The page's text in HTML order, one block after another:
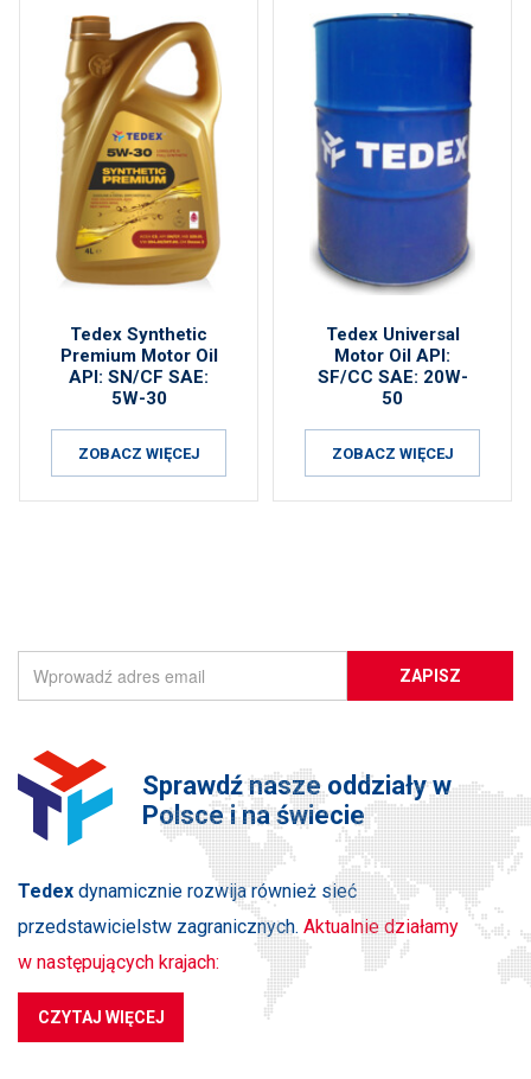
Tedex Synthetic
Premium Motor Oil
API: SN/CF SAE:
5W-30
ZOBACZ WIĘCEJ
Tedex Universal
Motor Oil API:
SF/CC SAE: 20W-
50
ZOBACZ WIĘCEJ
ZAPISZ
Sprawdź nasze oddziały w
Polsce i na świecie
Tedex dynamicznie rozwija również sieć
przedstawicielstw zagranicznych. Aktualnie działamy
w następujących krajach:
CZYTAJ WIĘCEJ